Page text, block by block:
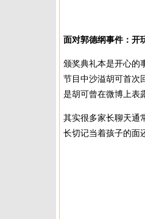
面对郭德纲事件：开
颁奖典礼本是开心的
节目中沙溢胡可首次
是胡可曾在微博上表
其实很多家长聊天通
长切记当着孩子的面